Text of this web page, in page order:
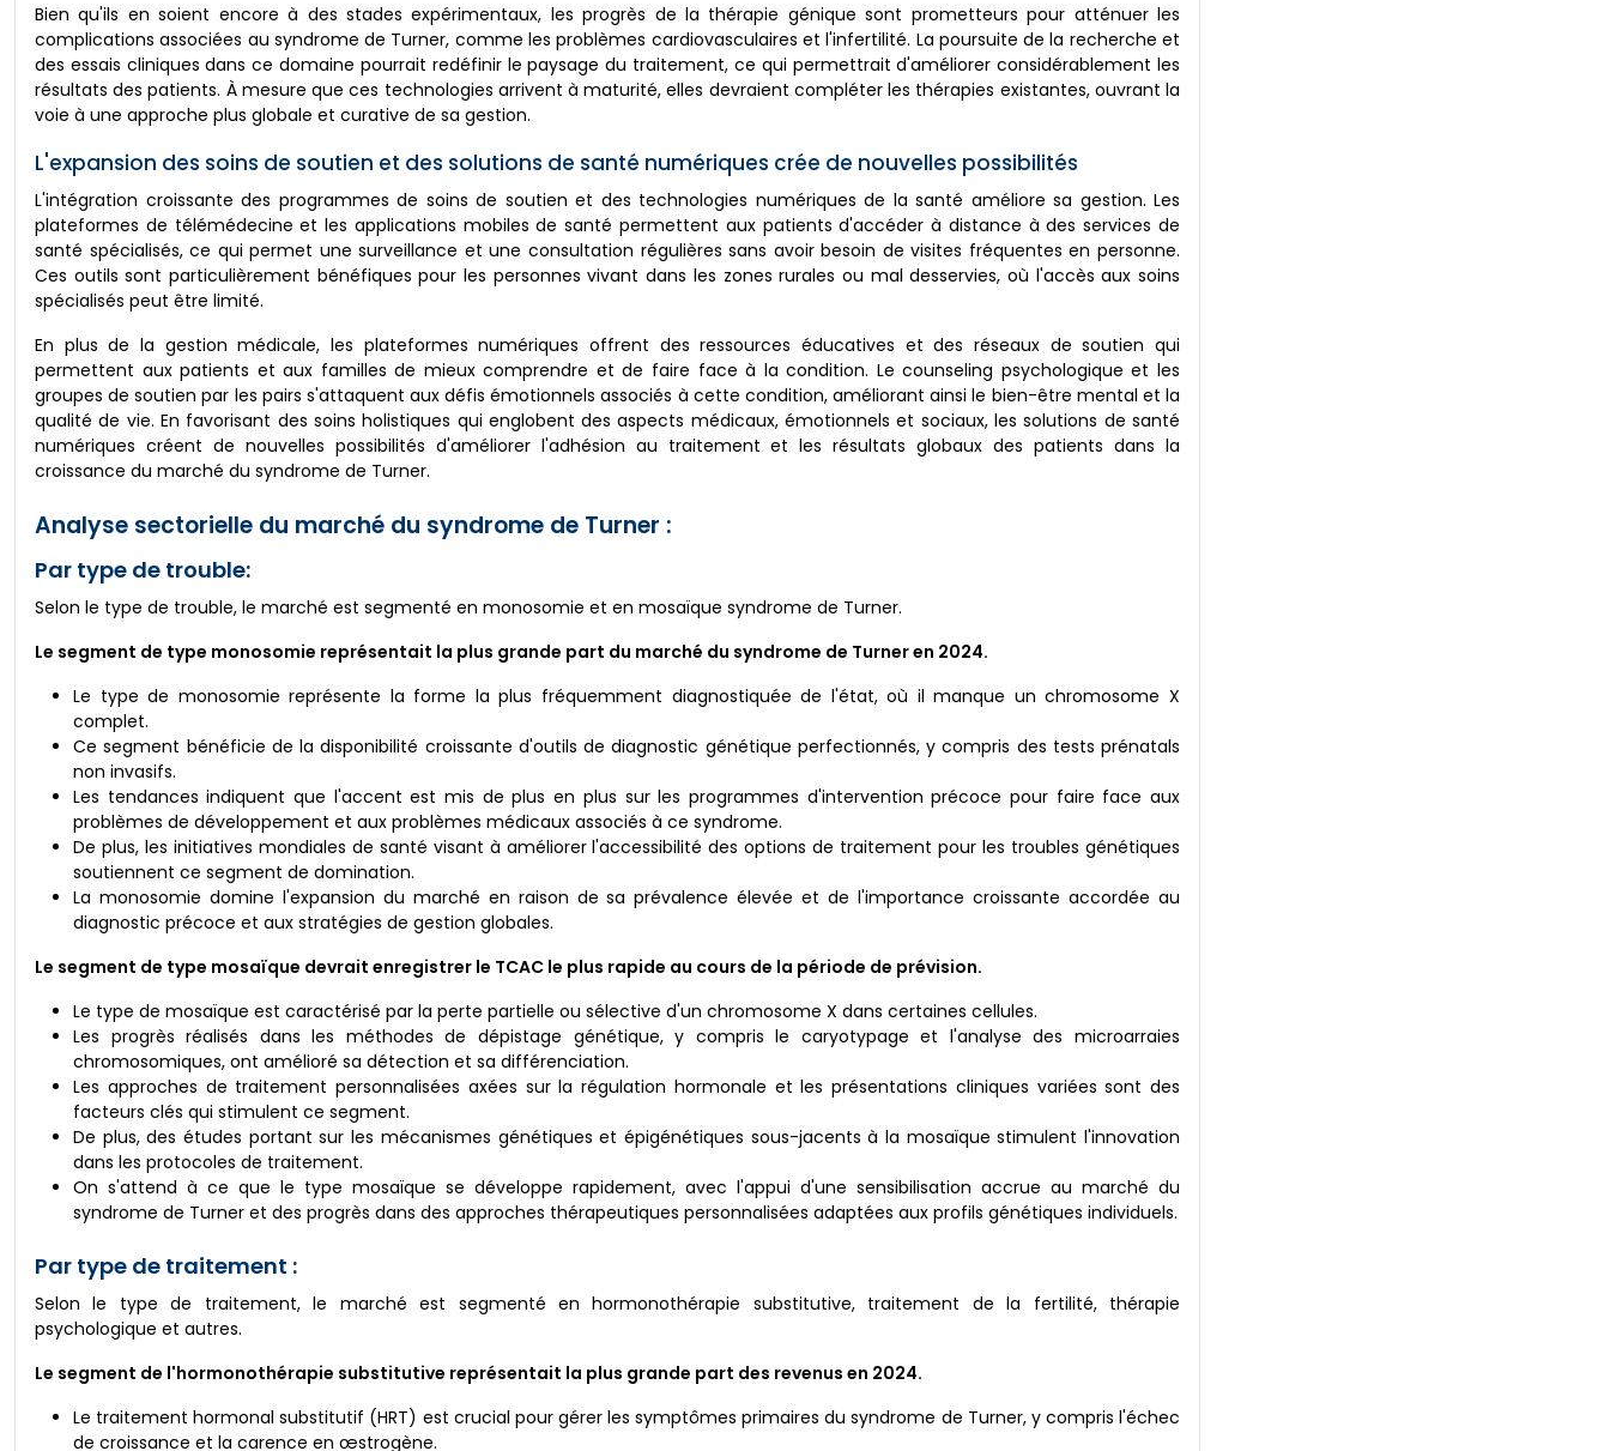
Bien qu'ils en soient encore à des stades expérimentaux, les progrès de la thérapie génique sont prometteurs pour atténuer les
complications associées au syndrome de Turner, comme les problèmes cardiovasculaires et l'infertilité. La poursuite de la recherche et
des essais cliniques dans ce domaine pourrait redéfinir le paysage du traitement, ce qui permettrait d'améliorer considérablement les
résultats des patients. À mesure que ces technologies arrivent à maturité, elles devraient compléter les thérapies existantes, ouvrant la
voie à une approche plus globale et curative de sa gestion.
L'expansion des soins de soutien et des solutions de santé numériques crée de nouvelles possibilités
L'intégration croissante des programmes de soins de soutien et des technologies numériques de la santé améliore sa gestion. Les
plateformes de télémédecine et les applications mobiles de santé permettent aux patients d'accéder à distance à des services de
santé spécialisés, ce qui permet une surveillance et une consultation régulières sans avoir besoin de visites fréquentes en personne.
Ces outils sont particulièrement bénéfiques pour les personnes vivant dans les zones rurales ou mal desservies, où l'accès aux soins
spécialisés peut être limité.
En plus de la gestion médicale, les plateformes numériques offrent des ressources éducatives et des réseaux de soutien qui
permettent aux patients et aux familles de mieux comprendre et de faire face à la condition. Le counseling psychologique et les
groupes de soutien par les pairs s'attaquent aux défis émotionnels associés à cette condition, améliorant ainsi le bien-être mental et la
qualité de vie. En favorisant des soins holistiques qui englobent des aspects médicaux, émotionnels et sociaux, les solutions de santé
numériques créent de nouvelles possibilités d'améliorer l'adhésion au traitement et les résultats globaux des patients dans la
croissance du marché du syndrome de Turner.
Analyse sectorielle du marché du syndrome de Turner :
Par type de trouble:
Selon le type de trouble, le marché est segmenté en monosomie et en mosaïque syndrome de Turner.
Le segment de type monosomie représentait la plus grande part du marché du syndrome de Turner en 2024.
Le type de monosomie représente la forme la plus fréquemment diagnostiquée de l'état, où il manque un chromosome X
complet.
Ce segment bénéficie de la disponibilité croissante d'outils de diagnostic génétique perfectionnés, y compris des tests prénatals
non invasifs.
Les tendances indiquent que l'accent est mis de plus en plus sur les programmes d'intervention précoce pour faire face aux
problèmes de développement et aux problèmes médicaux associés à ce syndrome.
De plus, les initiatives mondiales de santé visant à améliorer l'accessibilité des options de traitement pour les troubles génétiques
soutiennent ce segment de domination.
La monosomie domine l'expansion du marché en raison de sa prévalence élevée et de l'importance croissante accordée au
diagnostic précoce et aux stratégies de gestion globales.
Le segment de type mosaïque devrait enregistrer le TCAC le plus rapide au cours de la période de prévision.
Le type de mosaïque est caractérisé par la perte partielle ou sélective d'un chromosome X dans certaines cellules.
Les progrès réalisés dans les méthodes de dépistage génétique, y compris le caryotypage et l'analyse des microarraies
chromosomiques, ont amélioré sa détection et sa différenciation.
Les approches de traitement personnalisées axées sur la régulation hormonale et les présentations cliniques variées sont des
facteurs clés qui stimulent ce segment.
De plus, des études portant sur les mécanismes génétiques et épigénétiques sous-jacents à la mosaïque stimulent l'innovation
dans les protocoles de traitement.
On s'attend à ce que le type mosaïque se développe rapidement, avec l'appui d'une sensibilisation accrue au marché du
syndrome de Turner et des progrès dans des approches thérapeutiques personnalisées adaptées aux profils génétiques individuels.
Par type de traitement :
Selon le type de traitement, le marché est segmenté en hormonothérapie substitutive, traitement de la fertilité, thérapie
psychologique et autres.
Le segment de l'hormonothérapie substitutive représentait la plus grande part des revenus en 2024.
Le traitement hormonal substitutif (HRT) est crucial pour gérer les symptômes primaires du syndrome de Turner, y compris l'échec
de croissance et la carence en œstrogène.